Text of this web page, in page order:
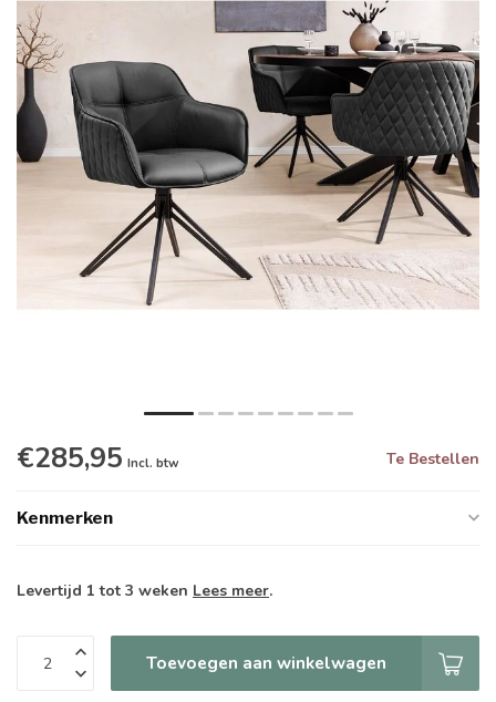
€285,95 Incl. btw Te Bestellen
Kenmerken
Levertijd 1 tot 3 weken Lees meer.
Toevoegen aan winkelwagen